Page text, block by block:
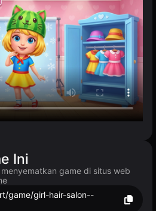
Ini
game di situs web
game/girl-hair-salon--